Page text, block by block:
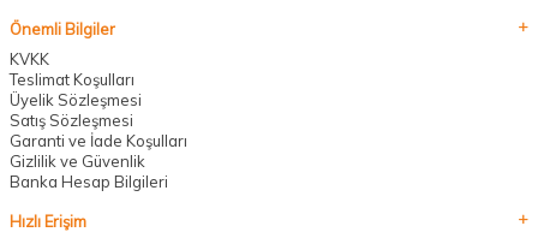
Önemli Bilgiler
KVKK
Teslimat Koşulları
Üyelik Sözleşmesi
Satış Sözleşmesi
Garanti ve İade Koşulları
Gizlilik ve Güvenlik
Banka Hesap Bilgileri
Hızlı Erişim